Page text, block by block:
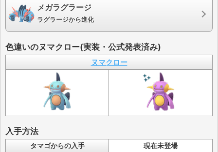
メガラグラージ
ラグラージから進化
色違いのヌマクロー(実装・公式発表済み)
ヌマクロー
入手方法
タマゴからの入手
現在未登場